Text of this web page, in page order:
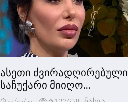
ასეთი ძვირადღირებული
საჩუქარი მიიღო...